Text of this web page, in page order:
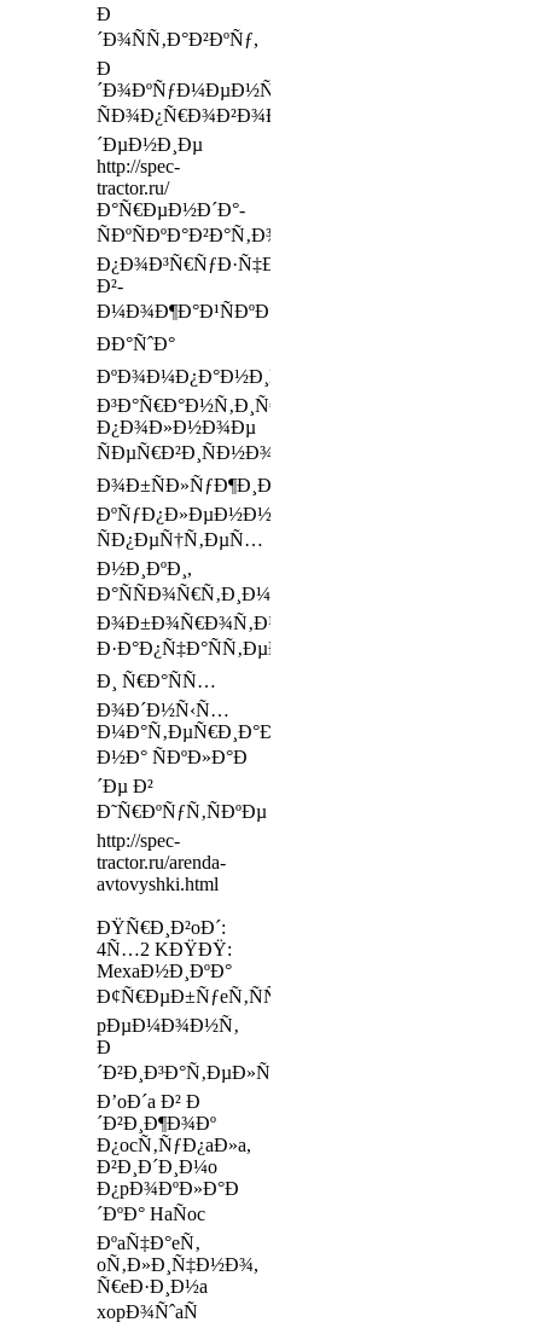
Ð
´Ð¾ÑÑ‚Ð°Ð²ÐºÑƒ,
Ð
´Ð¾ÐºÑƒÐ¼ÐµÐ½Ñ‚Ð°Ð»ÑŒÐ½Ð¾Ðµ
ÑÐ¾Ð¿Ñ€Ð¾Ð²Ð¾Ð¶Ð
´ÐµÐ½Ð¸Ðµ
http://spec-
tractor.ru/
Ð°Ñ€ÐµÐ½Ð´Ð°-
ÑÐºÑÐºÐ°Ð²Ð°Ñ‚Ð¾Ñ€Ð°-
Ð¿Ð¾Ð³Ñ€ÑƒÐ·Ñ‡Ð¸ÐºÐ°-
Ð²-
Ð¼Ð¾Ð¶Ð°Ð¹ÑÐºÐµ.html
ÐÐ°ÑˆÐ°
ÐºÐ¾Ð¼Ð¿Ð°Ð½Ð¸Ñ
Ð³Ð°Ñ€Ð°Ð½Ñ‚Ð¸Ñ€ÑƒÐµÑ‚
Ð¿Ð¾Ð»Ð½Ð¾Ðµ
ÑÐµÑ€Ð²Ð¸ÑÐ½Ð¾Ðµ
Ð¾Ð±ÑÐ»ÑƒÐ¶Ð¸Ð²Ð°Ð½Ð¸Ðµ
ÐºÑƒÐ¿Ð»ÐµÐ½Ð½Ð¾Ð¹
ÑÐ¿ÐµÑ†Ñ‚ÐµÑ…
Ð½Ð¸ÐºÐ¸,
Ð°ÑÑÐ¾Ñ€Ñ‚Ð¸Ð¼ÐµÐ½Ñ‚
Ð¾Ð±Ð¾Ñ€Ð¾Ñ‚Ð½Ñ‹Ñ…
Ð·Ð°Ð¿Ñ‡Ð°ÑÑ‚ÐµÐ¹
Ð¸ Ñ€Ð°ÑÑ…
Ð¾Ð´Ð½Ñ‹Ñ…
Ð¼Ð°Ñ‚ÐµÑ€Ð¸Ð°Ð»Ð¾Ð²
Ð½Ð° ÑÐºÐ»Ð°Ð
´Ðµ Ð²
Ð˜Ñ€ÐºÑƒÑ‚ÑÐºÐµ
http://spec-
tractor.ru/arenda-
avtovyshki.html
ÐŸÑ€Ð¸Ð²oÐ´:
4Ñ…2 KÐŸÐŸ:
MexaÐ½Ð¸ÐºÐ°
Ð¢Ñ€ÐµÐ±ÑƒeÑ‚ÑÑ
pÐµÐ¼Ð¾Ð½Ñ‚
Ð
´Ð²Ð¸Ð³Ð°Ñ‚ÐµÐ»Ñ
Ð’oÐ´a Ð² Ð
´Ð²Ð¸Ð¶Ð¾Ðº
Ð¿ocÑ‚ÑƒÐ¿aÐ»a,
Ð²Ð¸Ð´Ð¸Ð¼o
Ð¿pÐ¾ÐºÐ»Ð°Ð
´ÐºÐ° HaÑoc
ÐºaÑ‡Ð°eÑ‚
oÑ‚Ð»Ð¸Ñ‡Ð½Ð¾,
Ñ€eÐ·Ð¸Ð½a
xopÐ¾ÑˆaÑ